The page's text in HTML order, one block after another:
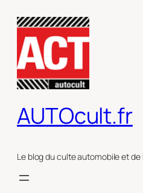
contenu
AUTOcult.fr
Le blog du culte automobile et